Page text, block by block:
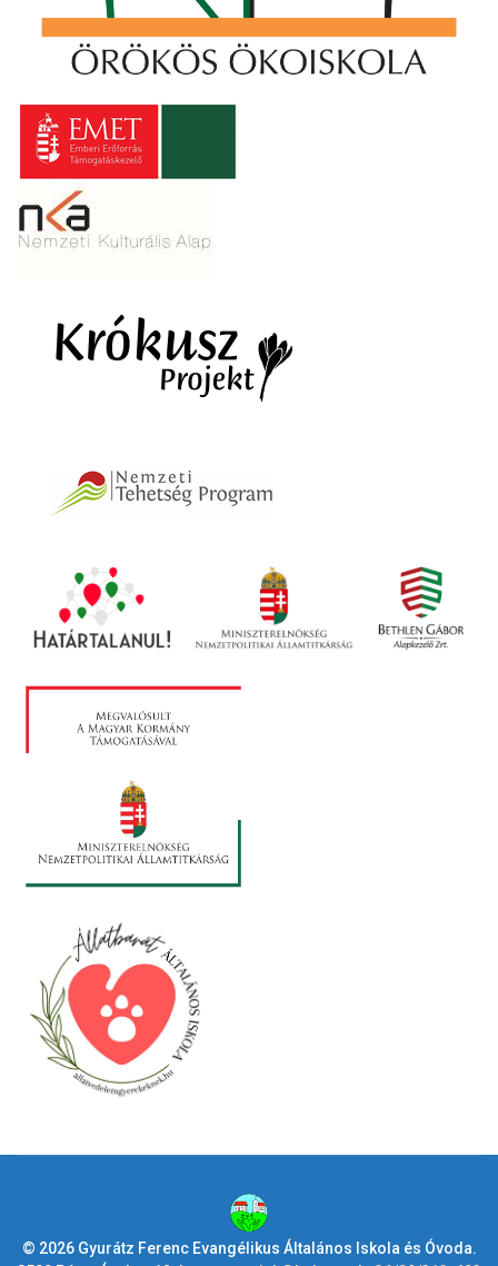
© 2026 Gyurátz Ferenc Evangélikus Általános Iskola és Óvoda.